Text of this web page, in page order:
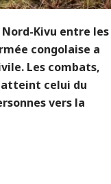
Kivu entre les
congolaise a
Les combats,
celui du
vers la